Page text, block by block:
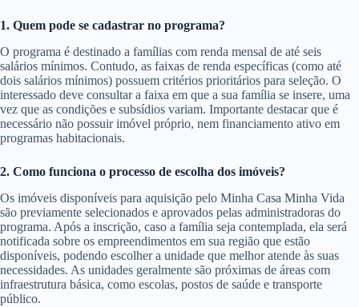
1. Quem pode se cadastrar no programa?
O programa é destinado a famílias com renda mensal de até seis
salários mínimos. Contudo, as faixas de renda específicas (como até
dois salários mínimos) possuem critérios prioritários para seleção. O
interessado deve consultar a faixa em que a sua família se insere, uma
vez que as condições e subsídios variam. Importante destacar que é
necessário não possuir imóvel próprio, nem financiamento ativo em
programas habitacionais.
2. Como funciona o processo de escolha dos imóveis?
Os imóveis disponíveis para aquisição pelo Minha Casa Minha Vida
são previamente selecionados e aprovados pelas administradoras do
programa. Após a inscrição, caso a família seja contemplada, ela será
notificada sobre os empreendimentos em sua região que estão
disponíveis, podendo escolher a unidade que melhor atende às suas
necessidades. As unidades geralmente são próximas de áreas com
infraestrutura básica, como escolas, postos de saúde e transporte
público.